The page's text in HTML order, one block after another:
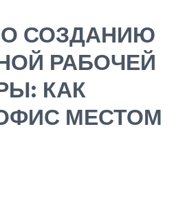
СОЗДАНИЮ
РАБОЧЕЙ
КАК
МЕСТОМ